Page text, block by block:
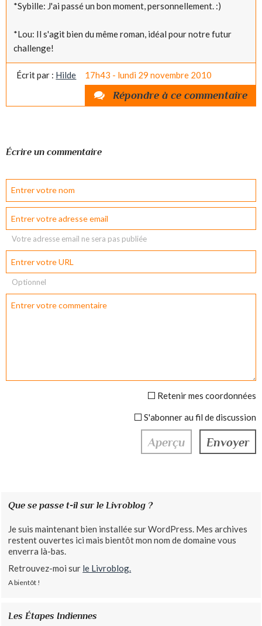
*Sybille: J'ai passé un bon moment, personnellement. :)
*Lou: Il s'agit bien du même roman, idéal pour notre futur
challenge!
Écrit par : Hilde 17h43 - lundi 29 novembre 2010
Répondre à ce commentaire
Écrire un commentaire
Votre adresse email ne sera pas publiée
Optionnel
Retenir mes coordonnées
S'abonner au fil de discussion
Que se passe t-il sur le Livroblog ?
Je suis maintenant bien installée sur WordPress. Mes archives
restent ouvertes ici mais bientôt mon nom de domaine vous
enverra là-bas.
Retrouvez-moi sur le Livroblog.
A bientôt !
Les Étapes Indiennes